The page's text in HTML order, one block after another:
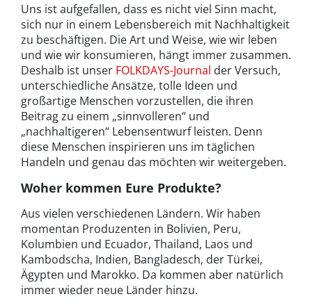
Uns ist aufgefallen, dass es nicht viel Sinn macht,
sich nur in einem Lebensbereich mit Nachhaltigkeit
zu beschäftigen. Die Art und Weise, wie wir leben
und wie wir konsumieren, hängt immer zusammen.
Deshalb ist unser FOLKDAYS-Journal der Versuch,
unterschiedliche Ansätze, tolle Ideen und
großartige Menschen vorzustellen, die ihren
Beitrag zu einem „sinnvolleren“ und
„nachhaltigeren“ Lebensentwurf leisten. Denn
diese Menschen inspirieren uns im täglichen
Handeln und genau das möchten wir weitergeben.
Woher kommen Eure Produkte?
Aus vielen verschiedenen Ländern. Wir haben
momentan Produzenten in Bolivien, Peru,
Kolumbien und Ecuador, Thailand, Laos und
Kambodscha, Indien, Bangladesch, der Türkei,
Ägypten und Marokko. Da kommen aber natürlich
immer wieder neue Länder hinzu.